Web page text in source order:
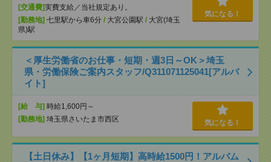
[交通費]実費支給／当社規定あり。
[勤務地] 七里駅から車6分 / 大宮公園駅 / 大宮(埼玉
県)駅
気になる！
＜厚生労働省のお仕事・短期・週3日～OK＞埼玉
県・労働保険ご案内スタッフ/Q311071125041[アルバ
イト]
[給 与] 時給1,600円～
[勤務地] 埼玉県さいたま市西区 気になる！
【土日休み】【1ヶ月短期】高時給1500円！アルバム